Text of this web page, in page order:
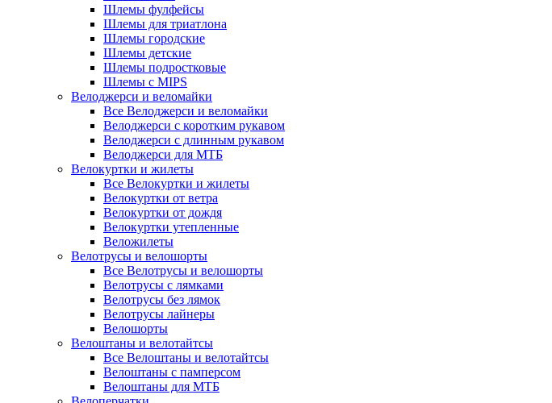
Шлемы фулфейсы
Шлемы для триатлона
Шлемы городские
Шлемы детские
Шлемы подростковые
Шлемы с MIPS
Велоджерси и веломайки
Все Велоджерси и веломайки
Велоджерси с коротким рукавом
Велоджерси с длинным рукавом
Велоджерси для МТБ
Велокуртки и жилеты
Все Велокуртки и жилеты
Велокуртки от ветра
Велокуртки от дождя
Велокуртки утепленные
Веложилеты
Велотрусы и велошорты
Все Велотрусы и велошорты
Велотрусы с лямками
Велотрусы без лямок
Велотрусы лайнеры
Велошорты
Велоштаны и велотайтсы
Все Велоштаны и велотайтсы
Велоштаны с памперсом
Велоштаны для МТБ